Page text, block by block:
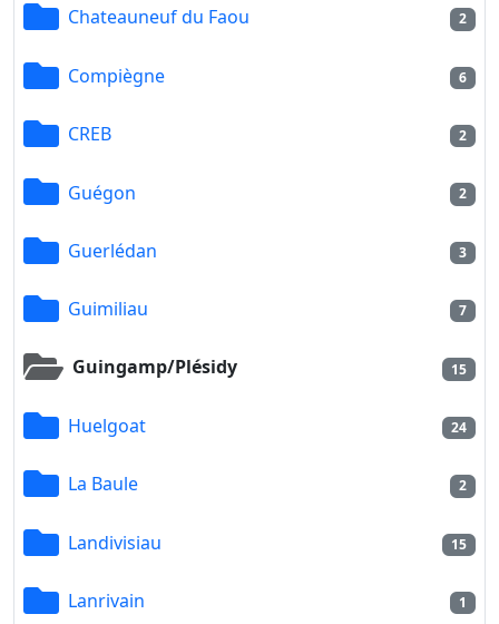
Chateauneuf du Faou 2
Compiègne 6
CREB 2
Guégon 2
Guerlédan 3
Guimiliau 7
Guingamp/Plésidy 15
Huelgoat 24
La Baule 2
Landivisiau 15
Lanrivain 1